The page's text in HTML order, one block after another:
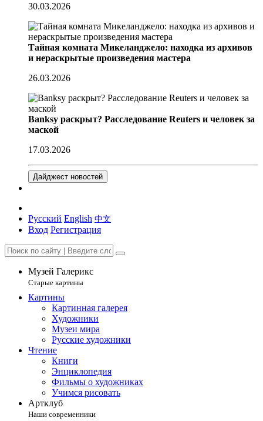
30.03.2026
Тайная комната Микеланджело: находка из архивов
и нераскрытые произведения мастера
26.03.2026
Banksy раскрыт? Расследование Reuters и человек за
маской
17.03.2026
Дайджест новостей
Русский English 中文
Вход Регистрация
Музей Галерикс
Старые картины
Картины
Картинная галерея
Художники
Музеи мира
Русские художники
Чтение
Книги
Энциклопедия
Фильмы о художниках
Учимся рисовать
Артклуб
Наши современники